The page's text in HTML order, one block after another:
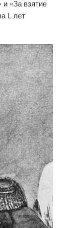
и «За взятие
L лет